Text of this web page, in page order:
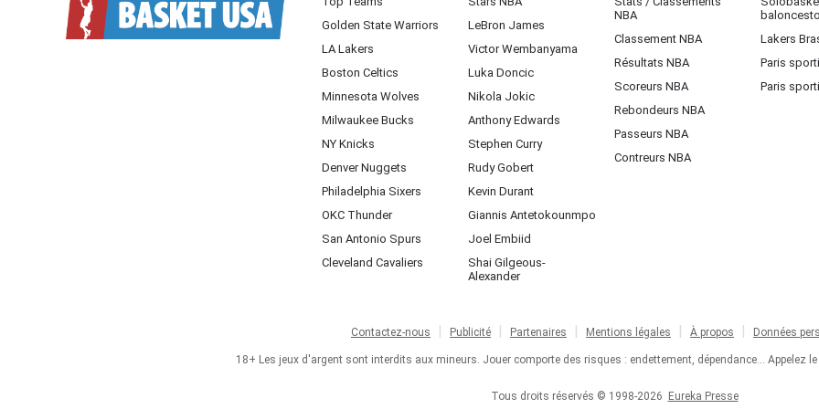
Golden State Warriors
LA Lakers
Boston Celtics
Minnesota Wolves
Milwaukee Bucks
NY Knicks
Denver Nuggets
Philadelphia Sixers
OKC Thunder
San Antonio Spurs
Cleveland Cavaliers
LeBron James
Victor Wembanyama
Luka Doncic
Nikola Jokic
Anthony Edwards
Stephen Curry
Rudy Gobert
Kevin Durant
Giannis Antetokounmpo
Joel Embiid
Shai Gilgeous-
Alexander
NBA
Classement NBA
Résultats NBA
Scoreurs NBA
Rebondeurs NBA
Passeurs NBA
Contreurs NBA
Lakers
Paris
Paris
Contactez-nous Publicité Partenaires Mentions légales À propos Données
18+ Les jeux d'argent sont interdits aux mineurs. Jouer comporte des risques : endettement, dépendance... Appelez
Tous droits réservés © 1998-2026 Eureka Presse